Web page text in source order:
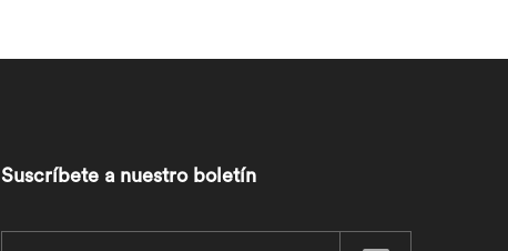
Suscríbete a nuestro boletín